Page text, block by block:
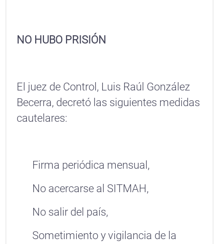
NO HUBO PRISIÓN
El juez de Control, Luis Raúl González
Becerra, decretó las siguientes medidas
cautelares:
Firma periódica mensual,
No acercarse al SITMAH,
No salir del país,
Sometimiento y vigilancia de la